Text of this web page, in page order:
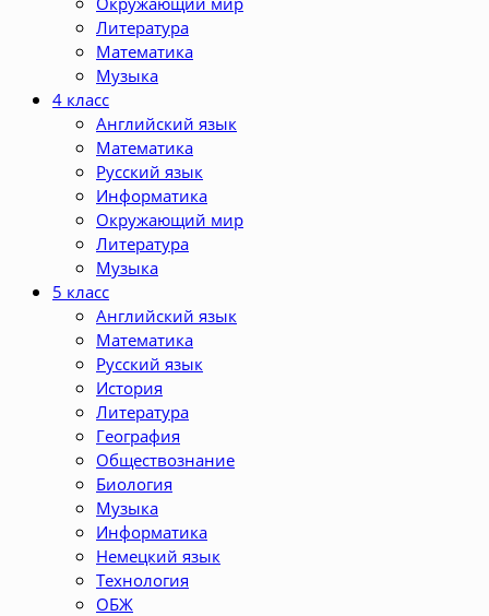
Литература
Математика
Музыка
4 класс
Английский язык
Математика
Русский язык
Информатика
Окружающий мир
Литература
Музыка
5 класс
Английский язык
Математика
Русский язык
История
Литература
География
Обществознание
Биология
Музыка
Информатика
Немецкий язык
Технология
ОБЖ